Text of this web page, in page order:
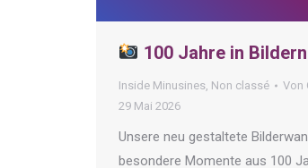
100 Jahre in Bildern
Inside Minusines, Non classé Von
29 Mai 2026
Unsere neu gestaltete
besondere Momente aus 100